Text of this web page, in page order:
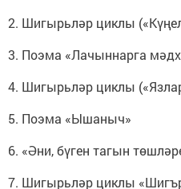
2. Шигырьләр циклы
3. Поэма «Лачыннарга
4. Шигырьләр циклы
5. Поэма «Ышаныч»
6. «Әни, бүген тагын
7. Шигырьләр циклы